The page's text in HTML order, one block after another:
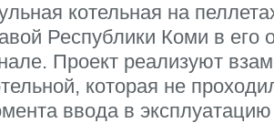
котельная на
Республики Коми в
Проект реализуют
которая не
ввода в